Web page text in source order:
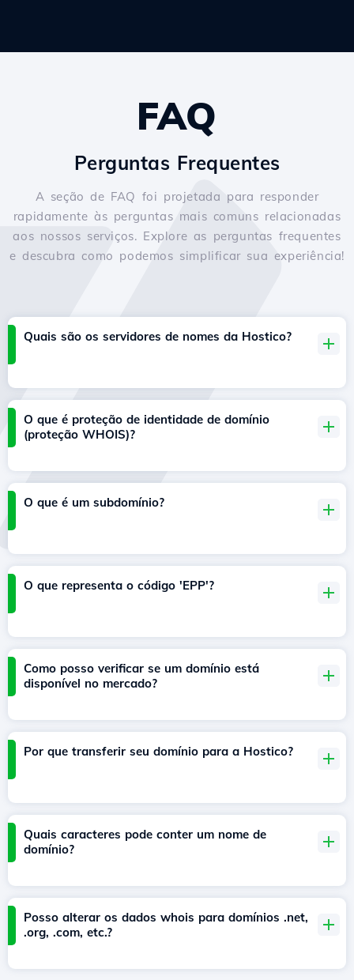
FAQ
Perguntas Frequentes
A seção de FAQ foi projetada para responder
rapidamente às perguntas mais comuns relacionadas
aos nossos serviços. Explore as perguntas frequentes
e descubra como podemos simplificar sua experiência!
Quais são os servidores de nomes da Hostico?
O que é proteção de identidade de domínio
(proteção WHOIS)?
O que é um subdomínio?
O que representa o código 'EPP'?
Como posso verificar se um domínio está
disponível no mercado?
Por que transferir seu domínio para a Hostico?
Quais caracteres pode conter um nome de
domínio?
Posso alterar os dados whois para domínios .net,
.org, .com, etc.?